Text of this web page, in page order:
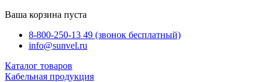
Ваша корзина пуста
8-800-250-13 49 (звонок бесплатный)
info@sunvel.ru
Каталог товаров
Кабельная продукция